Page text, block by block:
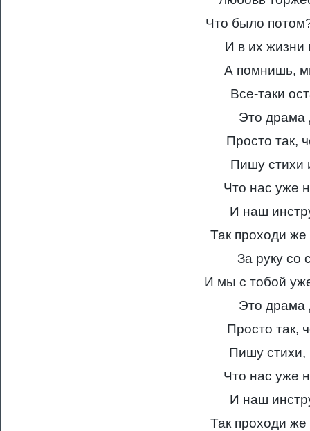
Что было
И в их жизни
А помнишь,
Все-таки
Это драма
Просто так,
Пишу стихи
Что нас уже
И наш
Так проходи
За руку
И мы с тобой
Это драма
Просто так,
Пишу стихи,
Что нас уже
И наш
Так проходи